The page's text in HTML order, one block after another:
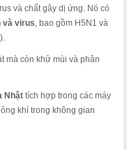
và chất gây dị ứng. Nó có
và virus, bao gồm H5N1 và
mà còn khử mùi và phân
Nhật tích hợp trong các máy
khí trong không gian